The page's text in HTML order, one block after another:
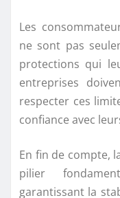
Les
ne sont pas
protections qui
entreprises
respecter ces
confiance avec
En fin de compte,
pilier
garantissant la